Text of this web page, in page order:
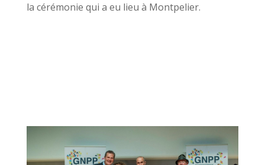
la cérémonie qui a eu lieu à Montpelier.